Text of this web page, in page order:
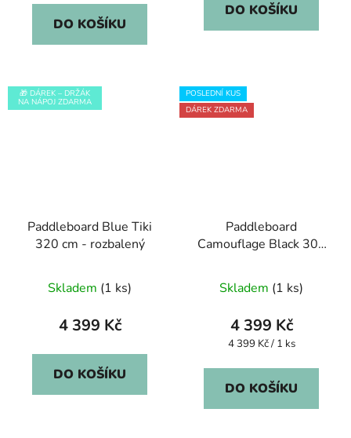
DO KOŠÍKU
DO KOŠÍKU
🎁 DÁREK – DRŽÁK
NA NÁPOJ ZDARMA
Paddleboard Blue Tiki
320 cm - rozbalený
Skladem (1 ks)
4 399 Kč
DO KOŠÍKU
POSLEDNÍ KUS
DÁREK ZDARMA
Paddleboard
Camouflage Black 305
Skladem (1 ks)
4 399 Kč
Měrná
4 399 Kč / 1 ks
DO KOŠÍKU